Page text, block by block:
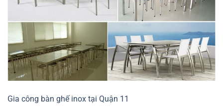
Gia công bàn ghế inox tại Quận 11